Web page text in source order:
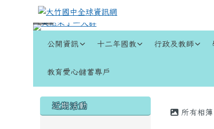
跳至主內容區
大竹國中全球資訊網
公開資訊 十二年國教 行政及教師
教育愛心儲蓄專戶
左邊區域內容
近期活動 主內容
所有相簿
頁尾區域